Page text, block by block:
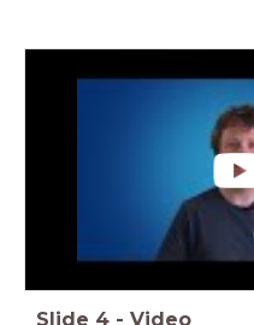
Slide 4 - Video